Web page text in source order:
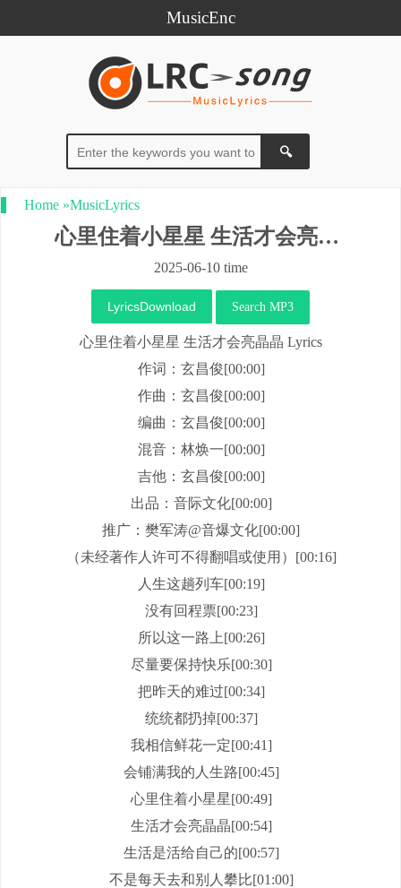
MusicEnc
Home »MusicLyrics
心里住着小星星 生活才会亮晶晶
2025-06-10 time
LyricsDownload Search MP3
心里住着小星星 生活才会亮晶晶 Lyrics
作词：玄昌俊[00:00]
作曲：玄昌俊[00:00]
编曲：玄昌俊[00:00]
混音：林焕一[00:00]
吉他：玄昌俊[00:00]
出品：音际文化[00:00]
推广：樊军涛@音爆文化[00:00]
（未经著作人许可不得翻唱或使用）[00:16]
人生这趟列车[00:19]
没有回程票[00:23]
所以这一路上[00:26]
尽量要保持快乐[00:30]
把昨天的难过[00:34]
统统都扔掉[00:37]
我相信鲜花一定[00:41]
会铺满我的人生路[00:45]
心里住着小星星[00:49]
生活才会亮晶晶[00:54]
生活是活给自己的[00:57]
不是每天去和别人攀比[01:00]